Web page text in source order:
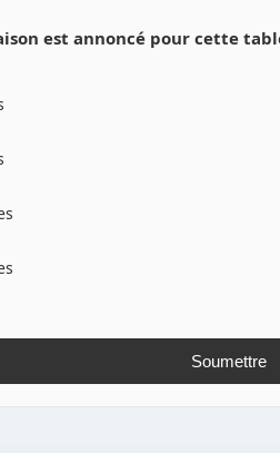
est annoncé pour cette
Soumettre